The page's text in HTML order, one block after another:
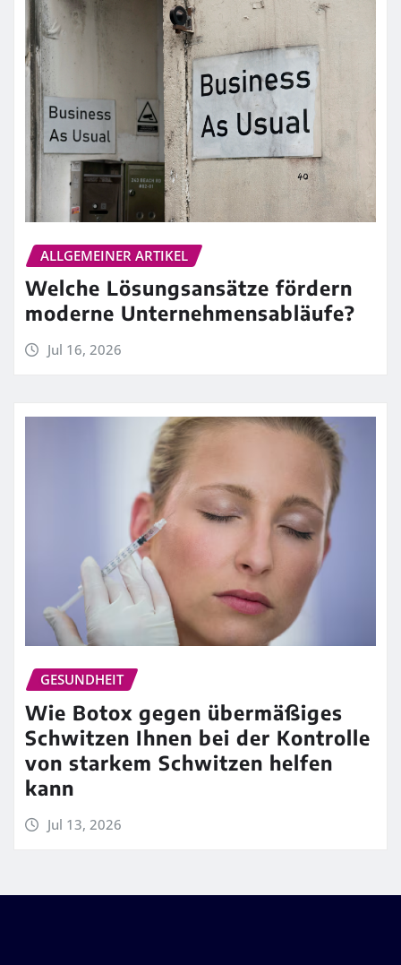
ALLGEMEINER ARTIKEL
Welche Lösungsansätze fördern
moderne Unternehmensabläufe?
Jul 16, 2026
GESUNDHEIT
Wie Botox gegen übermäßiges
Schwitzen Ihnen bei der Kontrolle
von starkem Schwitzen helfen
kann
Jul 13, 2026